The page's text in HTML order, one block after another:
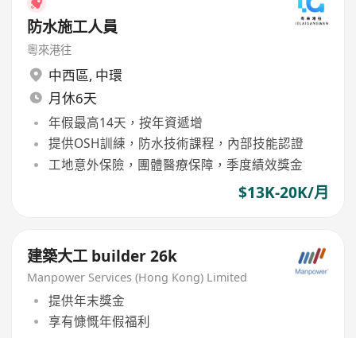
防水施工人員
粵來港往
中西區, 中環
月休6天
年假最高14天，按年資遞增
提供OSH訓練，防水技術課程，內部技能認證
工地意外保險，團體醫療保障，季度績效獎金
$13K-20K/月
建築大工 builder 26k
Manpower Services (Hong Kong) Limited
提供年末獎金
享有慷慨年假福利